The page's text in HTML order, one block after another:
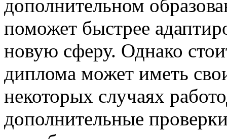
дополнительном
поможет быстрее
новую сферу. Однако
диплома может иметь
некоторых случаях
дополнительные